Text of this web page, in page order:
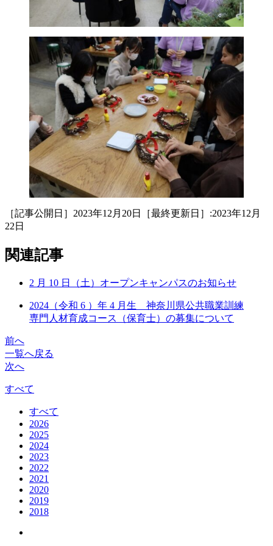
［記事公開日］2023年12月20日［最終更新日］:2023年12月
22日
関連記事
2 月 10 日（土）オープンキャンパスのお知らせ
2024（令和 6 ）年 4 月生 神奈川県公共職業訓練
専門人材育成コース（保育士）の募集について
前へ
一覧へ戻る
次へ
すべて
すべて
2026
2025
2024
2023
2022
2021
2020
2019
2018